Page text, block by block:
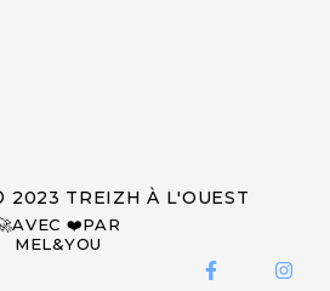
2023 TREIZH À L'OUEST
❤️PAR
MEL&YOU